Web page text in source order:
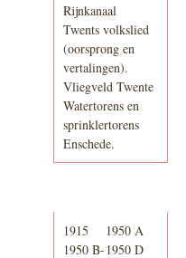
Rijnkanaal
Twents volkslied
(oorsprong en
vertalingen).
Vliegveld Twente
Watertorens en
sprinklertorens
Enschede.
1915
1950 A
1950 B- 1950 D